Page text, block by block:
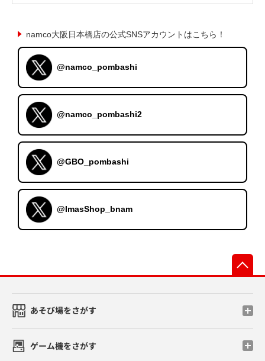
namco大阪日本橋店の公式SNSアカウントはこちら！
@namco_pombashi
@namco_pombashi2
@GBO_pombashi
@ImasShop_bnam
あそび場をさがす
ゲーム機をさがす